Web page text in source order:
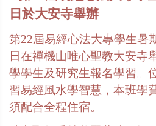
日於大安寺舉辦
第22屆易經心法大專學生暑
日在禪機山唯心聖教大安寺
學學生及研究生報名學習。
習易經風水學智慧，本班學
須配合全程住宿。